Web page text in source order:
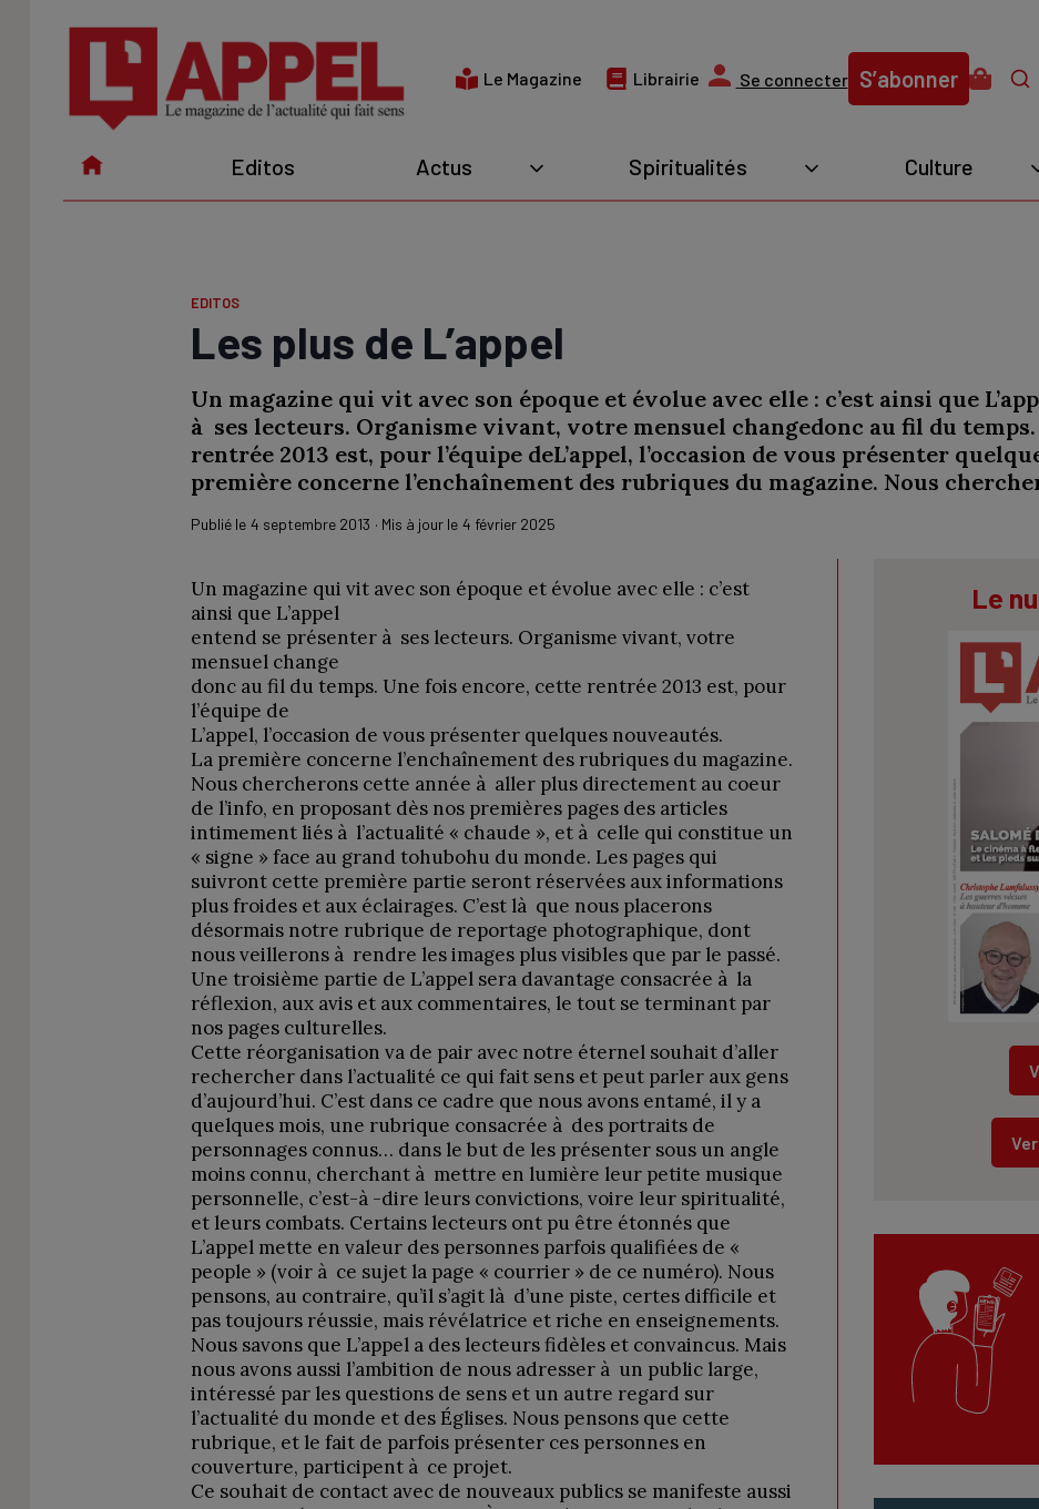
Le Magazine Librairie Se connecter S’abonner
Editos Actus Spiritualités Culture
EDITOS
Les plus de L’appel
Un magazine qui vit avec son époque et évolue avec elle : c’est ainsi que
à ses lecteurs. Organisme vivant, votre mensuel changedonc au fil du
rentrée 2013 est, pour l’équipe deL’appel, l’occasion de vous présenter
première concerne l’enchaînement des rubriques du magazine. Nous
Publié le 4 septembre 2013 · Mis à jour le 4 février 2025
Un magazine qui vit avec son époque et évolue avec elle : c’est
ainsi que L’appel
entend se présenter à ses lecteurs. Organisme vivant, votre
mensuel change
donc au fil du temps. Une fois encore, cette rentrée 2013 est, pour
l’équipe de
L’appel, l’occasion de vous présenter quelques nouveautés.
La première concerne l’enchaînement des rubriques du magazine.
Nous chercherons cette année à aller plus directement au coeur
de l’info, en proposant dès nos premières pages des articles
intimement liés à l’actualité « chaude », et à celle qui constitue un
« signe » face au grand tohubohu du monde. Les pages qui
suivront cette première partie seront réservées aux informations
plus froides et aux éclairages. C’est là que nous placerons
désormais notre rubrique de reportage photographique, dont
nous veillerons à rendre les images plus visibles que par le passé.
Une troisième partie de L’appel sera davantage consacrée à la
réflexion, aux avis et aux commentaires, le tout se terminant par
nos pages culturelles.
Cette réorganisation va de pair avec notre éternel souhait d’aller
rechercher dans l’actualité ce qui fait sens et peut parler aux gens
d’aujourd’hui. C’est dans ce cadre que nous avons entamé, il y a
quelques mois, une rubrique consacrée à des portraits de
personnages connus… dans le but de les présenter sous un angle
moins connu, cherchant à mettre en lumière leur petite musique
personnelle, c’est-à -dire leurs convictions, voire leur spiritualité,
et leurs combats. Certains lecteurs ont pu être étonnés que
L’appel mette en valeur des personnes parfois qualifiées de «
people » (voir à ce sujet la page « courrier » de ce numéro). Nous
pensons, au contraire, qu’il s’agit là d’une piste, certes difficile et
pas toujours réussie, mais révélatrice et riche en enseignements.
Nous savons que L’appel a des lecteurs fidèles et convaincus. Mais
nous avons aussi l’ambition de nous adresser à un public large,
intéressé par les questions de sens et un autre regard sur
l’actualité du monde et des Églises. Nous pensons que cette
rubrique, et le fait de parfois présenter ces personnes en
couverture, participent à ce projet.
Ce souhait de contact avec de nouveaux publics se manifeste aussi
Le